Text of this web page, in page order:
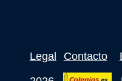
Legal Contacto